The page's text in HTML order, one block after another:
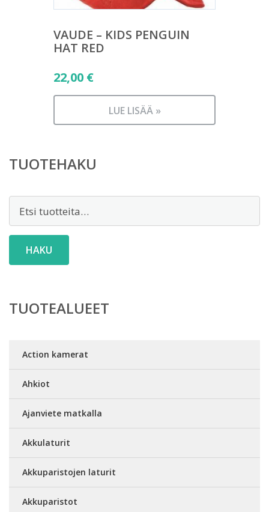
VAUDE – KIDS PENGUIN
HAT RED
22,00 €
LUE LISÄÄ »
TUOTEHAKU
HAKU
TUOTEALUEET
Action kamerat
Ahkiot
Ajanviete matkalla
Akkulaturit
Akkuparistojen laturit
Akkuparistot